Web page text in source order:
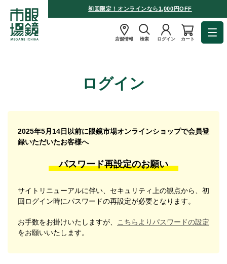
初回限定！オンラインなら1,000円OFF
店舗情報 検索 ログイン カート
ログイン
2025年5月14日以前に眼鏡市場オンラインショップで会員登
録いただいたお客様へ
パスワード再設定のお願い
サイトリニューアルに伴い、セキュリティ上の観点から、初
回ログイン時にパスワードの再設定が必要となります。
お手数をお掛けいたしますが、
こちらよりパスワードの設定
をお願いいたします。